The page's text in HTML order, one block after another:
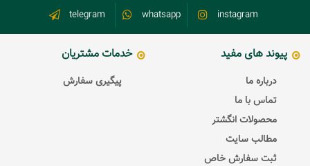
instagram
whatsapp
telegram
پیوند های مفید
درباره ما
تماس با ما
محصولات انگشتر
مطالب سایت
ثبت سفارش خاص
خدمات مشتریان
پیگیری سفارش